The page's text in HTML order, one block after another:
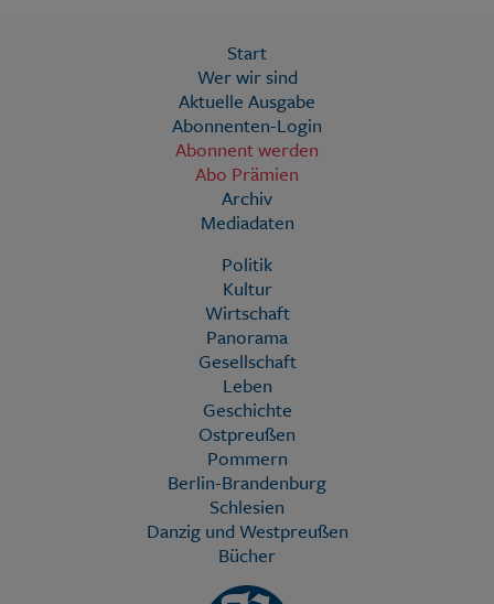
Start
Wer wir sind
Aktuelle Ausgabe
Abonnenten-Login
Abonnent werden
Abo Prämien
Archiv
Mediadaten
Politik
Kultur
Wirtschaft
Panorama
Gesellschaft
Leben
Geschichte
Ostpreußen
Pommern
Berlin-Brandenburg
Schlesien
Danzig und Westpreußen
Bücher